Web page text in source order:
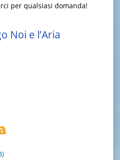
per qualsiasi domanda!
Noi e l’Aria